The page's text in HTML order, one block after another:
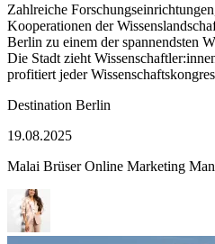
Zahlreiche
Kooperationen der
Berlin zu einem der spannendsten
Die Stadt zieht
profitiert jeder
Kategorie
Destination Berlin
Veröffentlicht
19.08.2025
Malai Brüser Online Marketing